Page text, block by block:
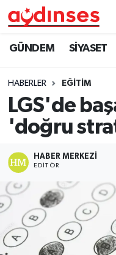
GÜNDEM SİYASET
HABERLER EĞİTİM
LGS'de
'doğru
HABER MERKEZI
EDITÖR
GÜNDEM
SİYASET
EKONOMİ
DÜNYA
MAGAZİN
YAŞAM
Nöbetçi
Hava Durumu
Aydin Namaz
Trafik Durumu
Süper Lig Puan
Tüm Manşetler
Son Dakika